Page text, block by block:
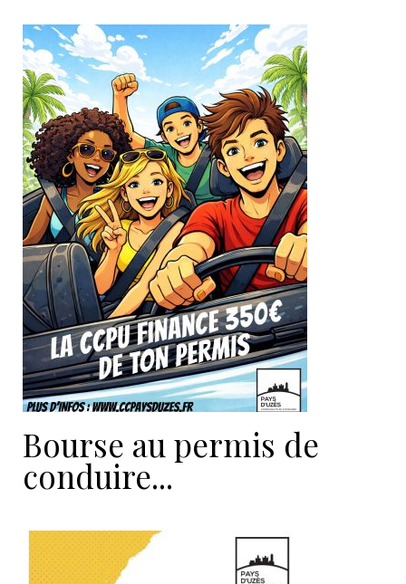
Bourse au permis de
conduire...